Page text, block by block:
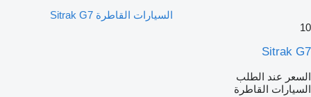
السيارات القاطرة Sitrak G7
10
Sitrak G7
السعر عند الطلب
السيارات القاطرة